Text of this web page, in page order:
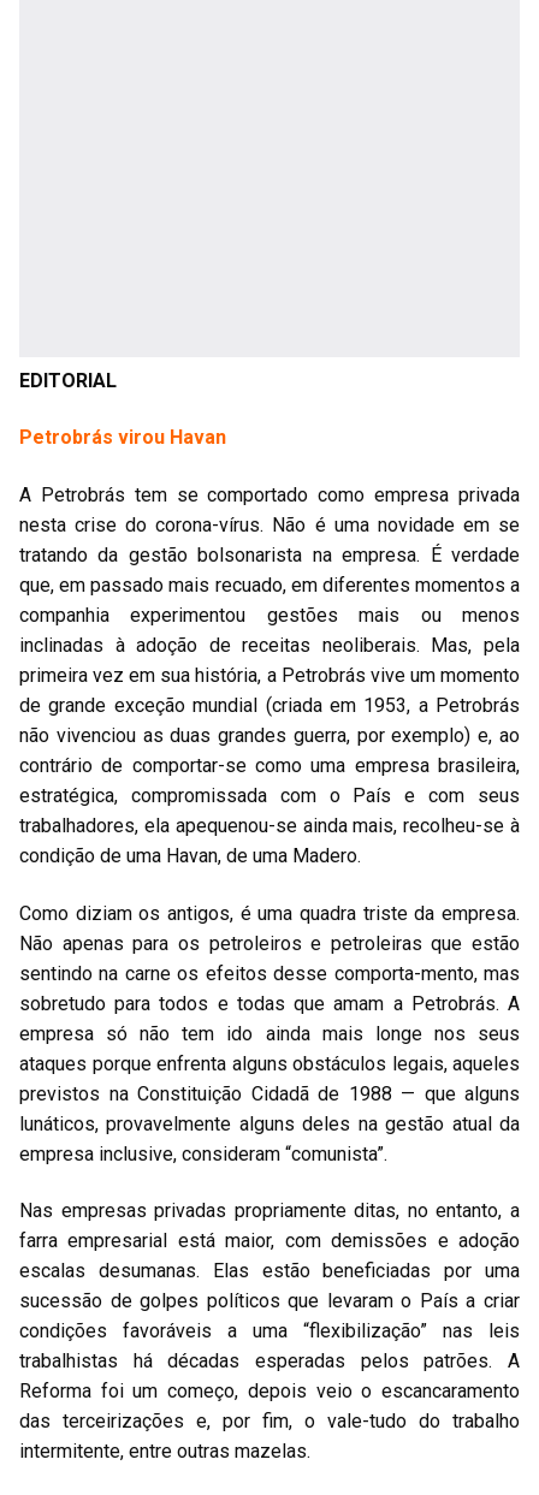
EDITORIAL
Petrobrás virou Havan
A Petrobrás tem se comportado como empresa privada
nesta crise do corona-vírus. Não é uma novidade em se
tratando da gestão bolsonarista na empresa. É verdade
que, em passado mais recuado, em diferentes momentos a
companhia experimentou gestões mais ou menos
inclinadas à adoção de receitas neoliberais. Mas, pela
primeira vez em sua história, a Petrobrás vive um momento
de grande exceção mundial (criada em 1953, a Petrobrás
não vivenciou as duas grandes guerra, por exemplo) e, ao
contrário de comportar-se como uma empresa brasileira,
estratégica, compromissada com o País e com seus
trabalhadores, ela apequenou-se ainda mais, recolheu-se à
condição de uma Havan, de uma Madero.
Como diziam os antigos, é uma quadra triste da empresa.
Não apenas para os petroleiros e petroleiras que estão
sentindo na carne os efeitos desse comporta-mento, mas
sobretudo para todos e todas que amam a Petrobrás. A
empresa só não tem ido ainda mais longe nos seus
ataques porque enfrenta alguns obstáculos legais, aqueles
previstos na Constituição Cidadã de 1988 — que alguns
lunáticos, provavelmente alguns deles na gestão atual da
empresa inclusive, consideram “comunista”.
Nas empresas privadas propriamente ditas, no entanto, a
farra empresarial está maior, com demissões e adoção
escalas desumanas. Elas estão beneficiadas por uma
sucessão de golpes políticos que levaram o País a criar
condições favoráveis a uma “flexibilização” nas leis
trabalhistas há décadas esperadas pelos patrões. A
Reforma foi um começo, depois veio o escancaramento
das terceirizações e, por fim, o vale-tudo do trabalho
intermitente, entre outras mazelas.